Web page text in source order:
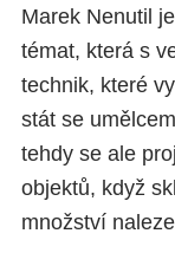
Marek Nenutil
témat, která s
technik, které
stát se
tehdy se ale
objektů, když
množství